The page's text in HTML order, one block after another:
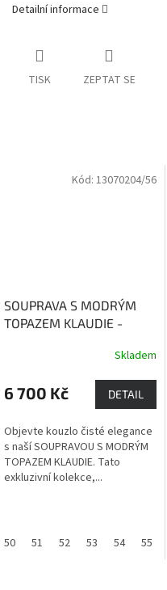
Detailní informace
TISK ZEPTAT SE
SOUPRAVA S MODRÝM
TOPAZEM KLAUDIE -
ŘETÍZKEM, PRSTENTopaz
sebeuvědomění
Skladem
6 700 Kč DETAIL
Objevte kouzlo čisté elegance
s naší SOUPRAVOU S MODRÝM
TOPAZEM KLAUDIE. Tato
exkluzivní kolekce,...
50 51 52 53 54 55
Kód:13070204/56